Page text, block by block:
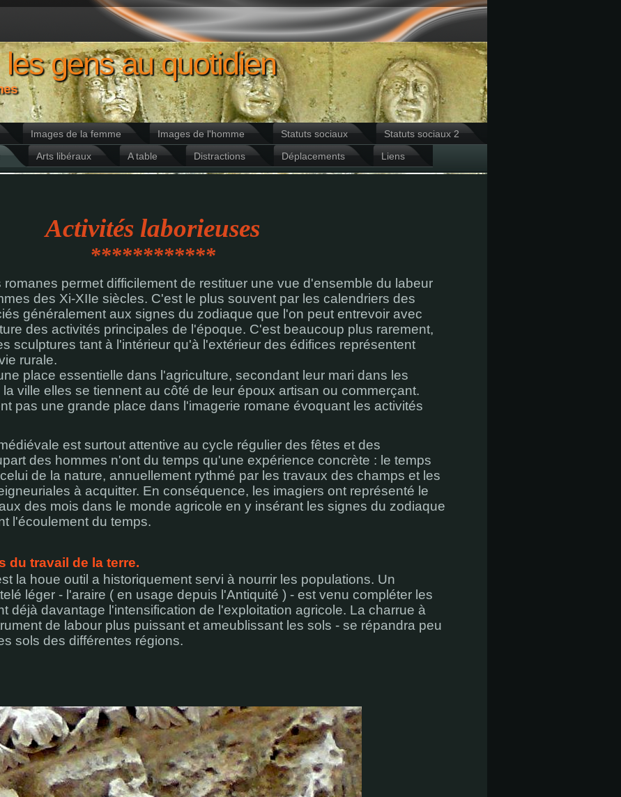
gens au quotidien
Images de la femme Images de l'homme Statuts sociaux
Statuts sociaux 2
Arts libéraux A table Distractions Déplacements Liens
Activités laborieuses
************
permet difficilement de restituer une vue d'ensemble du labeur
des Xi-XIIe siècles. C'est le plus souvent par les calendriers des
généralement aux signes du zodiaque que l'on peut entrevoir avec
des activités principales de l'époque. C'est beaucoup plus rarement,
sculptures tant à l'intérieur qu'à l'extérieur des édifices représentent
rurale.
place essentielle dans l'agriculture, secondant leur mari dans les
ville elles se tiennent au côté de leur époux artisan ou commerçant.
pas une grande place dans l'imagerie romane évoquant les activités
est surtout attentive au cycle régulier des fêtes et des
des hommes n'ont du temps qu'une expérience concrète : le temps
de la nature, annuellement rythmé par les travaux des champs et les
à acquitter. En conséquence, les imagiers ont représenté le
des mois dans le monde agricole en y insérant les signes du zodiaque
l'écoulement du temps.
du travail de la terre.
la houe outil a historiquement servi à nourrir les populations. Un
léger - l'araire ( en usage depuis l'Antiquité ) - est venu compléter les
déjà davantage l'intensification de l'exploitation agricole. La charrue à
de labour plus puissant et ameublissant les sols - se répandra peu
sols des différentes régions.